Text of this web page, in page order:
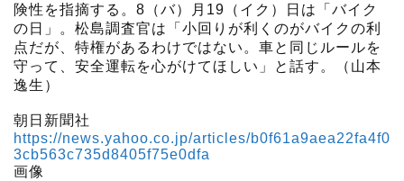
険性を指摘する。8（バ）月19（イク）日は「バイク
の日」。松島調査官は「小回りが利くのがバイクの利
点だが、特権があるわけではない。車と同じルールを
守って、安全運転を心がけてほしい」と話す。（山本
逸生）
朝日新聞社
https://news.yahoo.co.jp/articles/b0f61a9aea22fa4f0
3cb563c735d8405f75e0dfa
画像